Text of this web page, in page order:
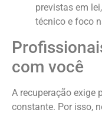
previstas em
técnico e foco
com você
A recuperação exige
constante. Por isso,